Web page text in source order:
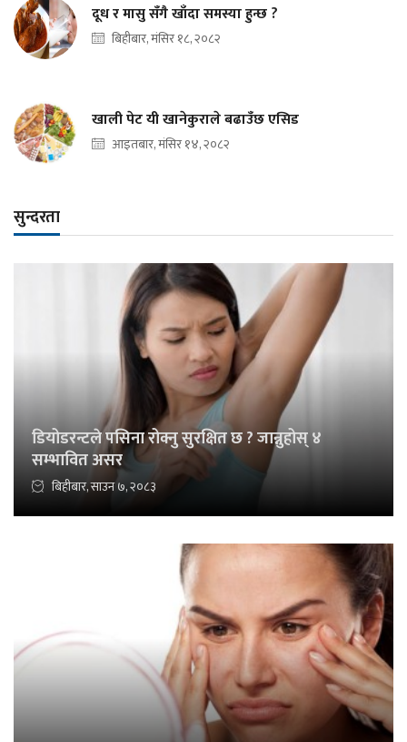
दूध र मासु सँगै खाँदा समस्या हुन्छ ?
बिहीबार, मंसिर १८, २०८२
खाली पेट यी खानेकुराले बढाउँछ एसिड
आइतबार, मंसिर १४, २०८२
सुन्दरता
डियोडरन्टले पसिना रोक्नु सुरक्षित छ ? जान्नुहोस् ४
सम्भावित असर
बिहीबार, साउन ७, २०८३